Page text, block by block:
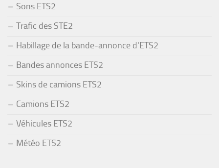
Sons ETS2
Trafic des STE2
Habillage de la bande-annonce d'ETS2
Bandes annonces ETS2
Skins de camions ETS2
Camions ETS2
Véhicules ETS2
Météo ETS2